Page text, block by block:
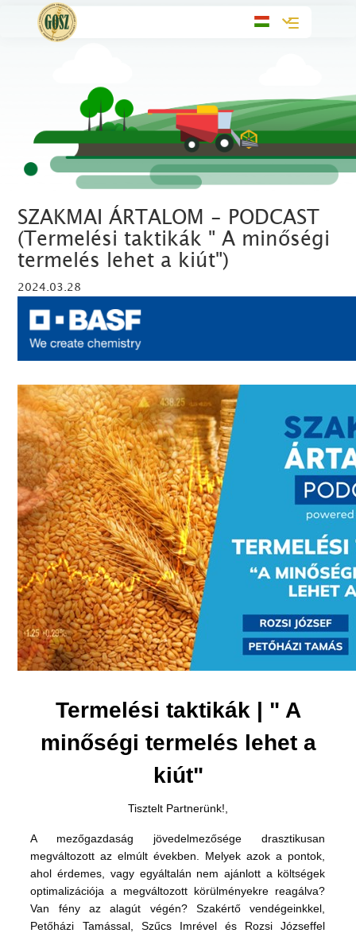
Toggle
SZAKMAI ÁRTALOM - PODCAST
(Termelési taktikák " A minőségi
termelés lehet a kiút")
2024.03.28
Termelési taktikák | " A
minőségi termelés lehet a
kiút"
Tisztelt Partnerünk!,
A mezőgazdaság jövedelmezősége drasztikusan
megváltozott az elmúlt években. Melyek azok a pontok,
ahol érdemes, vagy egyáltalán nem ajánlott a költségek
optimalizációja a megváltozott körülményekre reagálva?
Van fény az alagút végén? Szakértő vendégeinkkel,
Petőházi Tamással, Szűcs Imrével és Rozsi Józseffel